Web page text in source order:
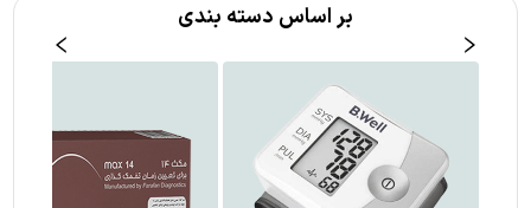
بر اساس دسته بندی